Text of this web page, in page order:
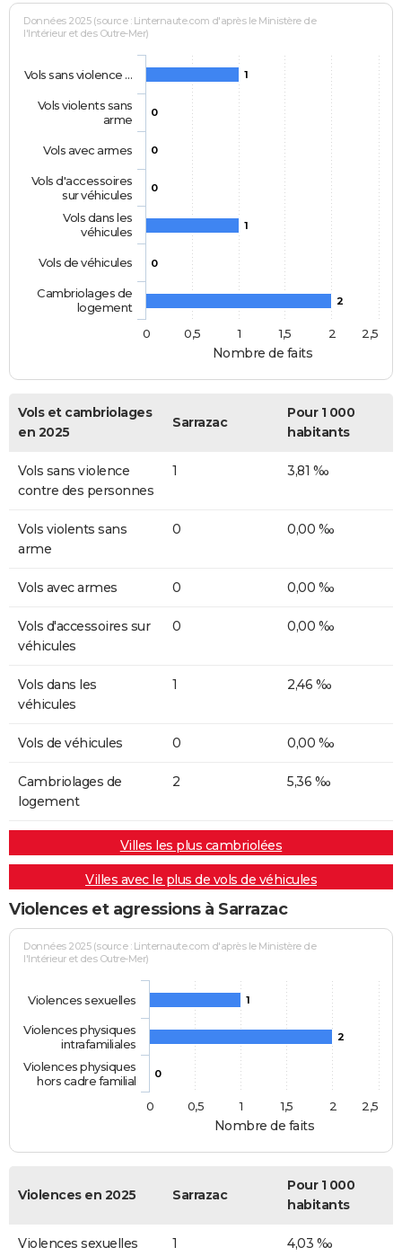
Nombre de faits
Données 2025 (source : Linternaute.com d'après le Ministère de
l'Intérieur et des Outre-Mer)
1
0
0
0
1
0
2
Vols sans violence …
Vols violents sans
arme
Vols avec armes
Vols d'accessoires
sur véhicules
Vols dans les
véhicules
Vols de véhicules
Cambriolages de
logement
0
0,5 1 1,5 2 2,5
Vols et cambriolages
en 2025
Sarrazac
Pour 1 000
habitants
Vols sans violence
contre des personnes
1 3,81 ‰
Vols violents sans
arme
0 0,00 ‰
Vols avec armes 0 0,00 ‰
Vols d'accessoires sur
véhicules
0 0,00 ‰
Vols dans les
véhicules
1 2,46 ‰
Vols de véhicules 0 0,00 ‰
Cambriolages de
logement
2 5,36 ‰
Villes les plus cambriolées
Villes avec le plus de vols de véhicules
Violences et agressions à Sarrazac
Nombre de faits
Données 2025 (source : Linternaute.com d'après le Ministère de
l'Intérieur et des Outre-Mer)
1
2
0
Violences sexuelles
Violences physiques
intrafamiliales
Violences physiques
hors cadre familial
0
0,5 1 1,5 2 2,5
Violences en 2025 Sarrazac
Pour 1 000
habitants
Violences sexuelles 1 4,03 ‰